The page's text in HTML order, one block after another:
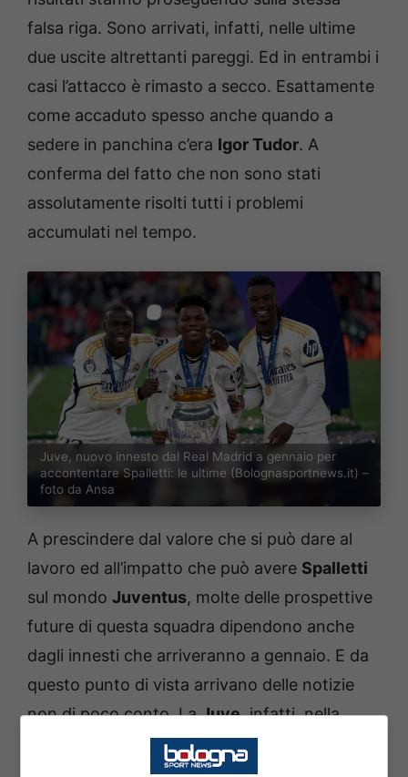
falsa riga. Sono arrivati, infatti, nelle ultime
due uscite altrettanti pareggi. Ed in entrambi i
casi l’attacco è rimasto a secco. Esattamente
come accaduto spesso anche quando a
sedere in panchina c’era Igor Tudor. A
conferma del fatto che non sono stati
assolutamente risolti tutti i problemi
accumulati nel tempo.
Juve, nuovo innesto dal Real Madrid a gennaio per
accontentare Spalletti: le ultime (Bolognasportnews.it) –
foto da Ansa
A prescindere dal valore che si può dare al
lavoro ed all’impatto che può avere Spalletti
sul mondo Juventus, molte delle prospettive
future di questa squadra dipendono anche
dagli innesti che arriveranno a gennaio. E da
questo punto di vista arrivano delle notizie
non di poco conto. LaJuve, infatti, nella
sessione di gennaio può seriamente
affondare il colpo per un talento di proprietà